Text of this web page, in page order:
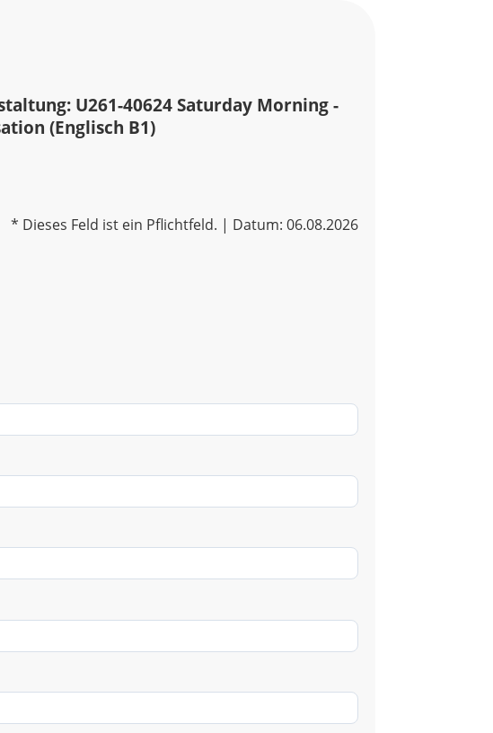
U261-40624 Saturday Morning -
(Englisch B1)
* Dieses Feld ist ein Pflichtfeld. | Datum: 06.08.2026